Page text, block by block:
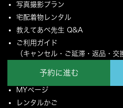
予約に進む
写真撮影プラン
宅配着物レンタル
教えてあべ先生 Q&A
ご利用ガイド
（キャンセル・ご延滞・返品・
ご配送とご返却について
MYページ
レンタルかご